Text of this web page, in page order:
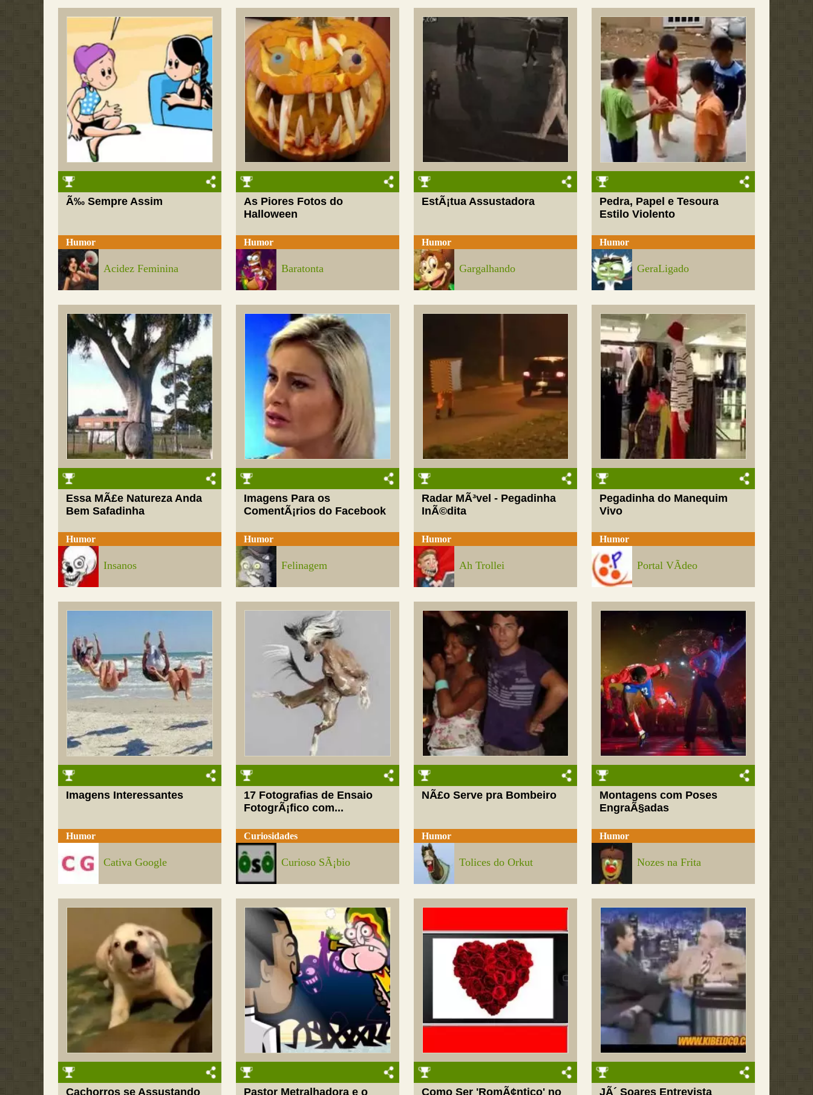
Ã‰ Sempre Assim
Humor
Acidez Feminina
As Piores Fotos do
Halloween
Humor
Baratonta
EstÃ¡tua Assustadora
Humor
Gargalhando
Pedra, Papel e Tesoura
Estilo Violento
Humor
GeraLigado
Essa MÃ£e Natureza Anda
Bem Safadinha
Humor
Insanos
Imagens Para os
ComentÃ¡rios do Facebook
Humor
Felinagem
Radar MÃ³vel - Pegadinha
InÃ©dita
Humor
Ah Trollei
Pegadinha do Manequim
Vivo
Humor
Portal VÃ­deo
Imagens Interessantes
Humor
Cativa Google
17 Fotografias de Ensaio
FotogrÃ¡fico com...
Curiosidades
Curioso SÃ¡bio
NÃ£o Serve pra Bombeiro
Humor
Tolices do Orkut
Montagens com Poses
EngraÃ§adas
Humor
Nozes na Frita
Cachorros se Assustando Pastor Metralhadora e o Como Ser 'RomÃ¢ntico' no JÃ´ Soares Entrevista